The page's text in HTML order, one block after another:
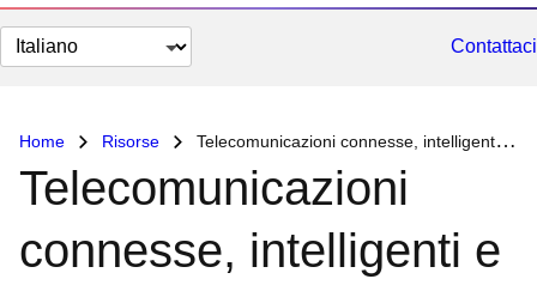
Cambia
lingua
Contattaci
Home Risorse Telecomunicazioni connesse, intelligenti e open source
Telecomunicazioni
connesse, intelligenti e